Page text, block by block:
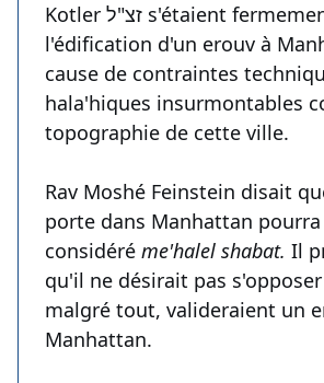
Kotler זצ"ל s'étaient fermement opposés à
l'édification d'un erouv à
cause de contraintes
hala'hiques insurmontables
topographie de cette ville.
Rav Moshé Feinstein disait
porte dans Manhattan
considéré me'halel shabat. Il
qu'il ne désirait pas
malgré tout, valideraient un
Manhattan.